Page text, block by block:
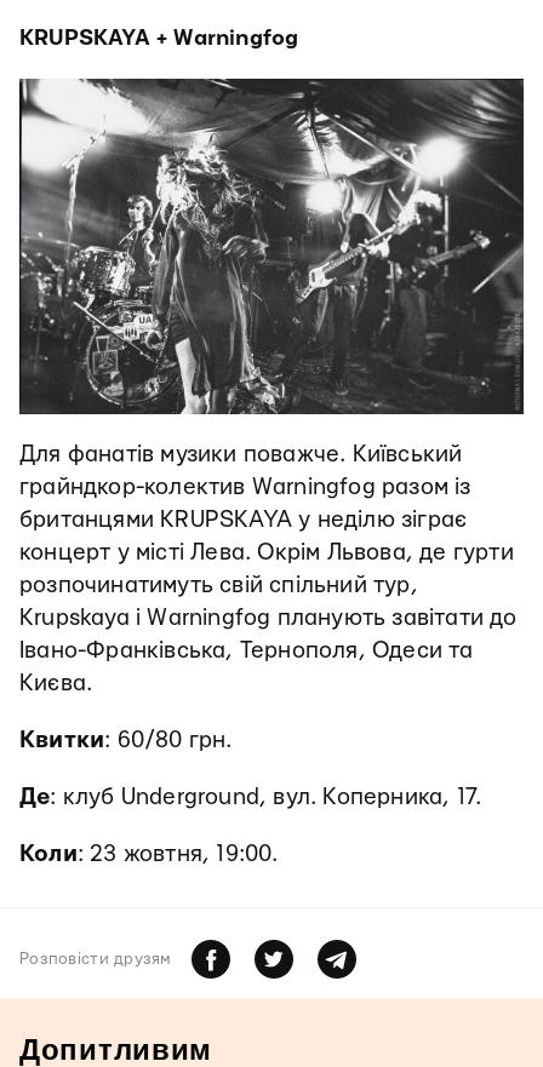
KRUPSKAYA + Warningfog
Для фанатів музики поважче. Київський
грайндкор-колектив Warningfog разом із
британцями KRUPSKAYA у неділю зіграє
концерт у місті Лева. Окрім Львова, де гурти
розпочинатимуть свій спільний тур,
Krupskaya i Warningfog планують завітати до
Івано-Франківська, Тернополя, Одеси та
Києва.
Квитки: 60/80 грн.
Де: клуб Underground, вул. Коперника, 17.
Коли: 23 жовтня, 19:00.
Розповiсти друзям
Допитливим